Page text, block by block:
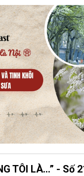
tinh khôi của hoa
đường ngập trắng
mấy mươi mùa hoa
ba bất chợt một
hát “Hà Nội 12 mùa
càng khiến
TÔI LÀ…” - Số